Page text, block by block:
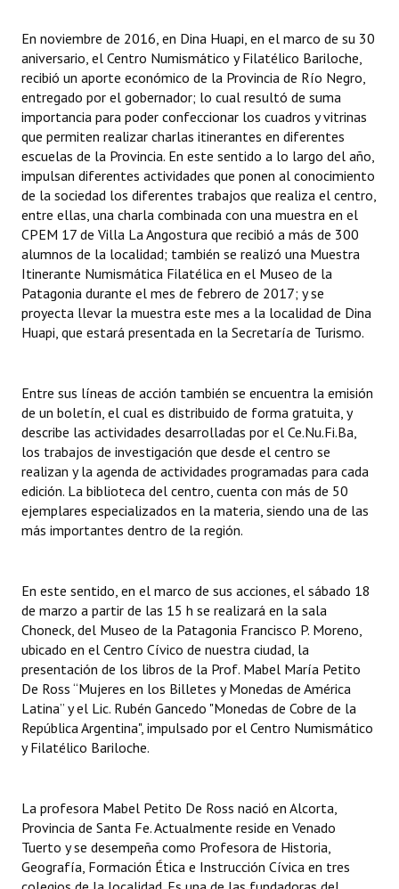
Ciudadano Ilustre - Registro
Banca del Vecino - Registro
Huéspedes de Honor - Registro
Antiguos Pobladores - Registro
Reconocimientos - Registro
Bariloche, Municipio intercultural
Entrega de distinciones
REFORMA DE LA CARTA ORGÁNICA
En noviembre de 2016, en Dina Huapi, en el marco de su 30
aniversario, el Centro Numismático y Filatélico Bariloche,
recibió un aporte económico de la Provincia de Río Negro,
entregado por el gobernador; lo cual resultó de suma
importancia para poder confeccionar los cuadros y vitrinas
que permiten realizar charlas itinerantes en diferentes
escuelas de la Provincia. En este sentido a lo largo del año,
impulsan diferentes actividades que ponen al conocimiento
de la sociedad los diferentes trabajos que realiza el centro,
entre ellas, una charla combinada con una muestra en el
CPEM 17 de Villa La Angostura que recibió a más de 300
alumnos de la localidad; también se realizó una Muestra
Itinerante Numismática Filatélica en el Museo de la
Patagonia durante el mes de febrero de 2017; y se
proyecta llevar la muestra este mes a la localidad de Dina
Huapi, que estará presentada en la Secretaría de Turismo.
Entre sus líneas de acción también se encuentra la emisión
de un boletín, el cual es distribuido de forma gratuita, y
describe las actividades desarrolladas por el Ce.Nu.Fi.Ba,
los trabajos de investigación que desde el centro se
realizan y la agenda de actividades programadas para cada
edición. La biblioteca del centro, cuenta con más de 50
ejemplares especializados en la materia, siendo una de las
más importantes dentro de la región.
En este sentido, en el marco de sus acciones, el sábado 18
de marzo a partir de las 15 h se realizará en la sala
Choneck, del Museo de la Patagonia Francisco P. Moreno,
ubicado en el Centro Cívico de nuestra ciudad, la
presentación de los libros de la Prof. Mabel María Petito
De Ross “Mujeres en los Billetes y Monedas de América
Latina” y el Lic. Rubén Gancedo "Monedas de Cobre de la
República Argentina", impulsado por el Centro Numismático
y Filatélico Bariloche.
La profesora Mabel Petito De Ross nació en Alcorta,
Provincia de Santa Fe. Actualmente reside en Venado
Tuerto y se desempeña como Profesora de Historia,
Geografía, Formación Ética e Instrucción Cívica en tres